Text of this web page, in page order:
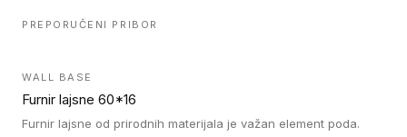
PREPORUČENI PRIBOR
WALL BASE
Furnir lajsne 60*16
Furnir lajsne od prirodnih materijala je važan element poda.